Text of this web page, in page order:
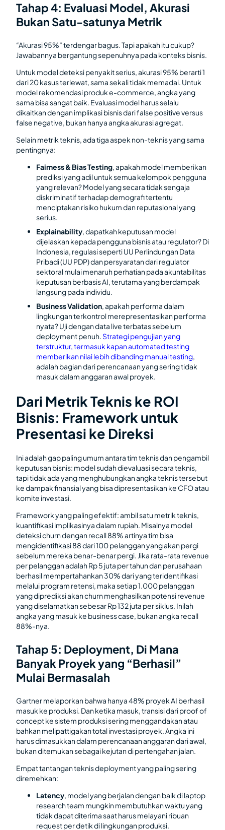
Tahap 4: Evaluasi Model, Akurasi
Bukan Satu-satunya Metrik
“Akurasi 95%” terdengar bagus. Tapi apakah itu cukup?
Jawabannya bergantung sepenuhnya pada konteks bisnis.
Untuk model deteksi penyakit serius, akurasi 95% berarti 1
dari 20 kasus terlewat, sama sekali tidak memadai. Untuk
model rekomendasi produk e-commerce, angka yang
sama bisa sangat baik. Evaluasi model harus selalu
dikaitkan dengan implikasi bisnis dari false positive versus
false negative, bukan hanya angka akurasi agregat.
Selain metrik teknis, ada tiga aspek non-teknis yang sama
pentingnya:
Fairness & Bias Testing, apakah model memberikan
prediksi yang adil untuk semua kelompok pengguna
yang relevan? Model yang secara tidak sengaja
diskriminatif terhadap demografi tertentu
menciptakan risiko hukum dan reputasional yang
serius.
Explainability, dapatkah keputusan model
dijelaskan kepada pengguna bisnis atau regulator? Di
Indonesia, regulasi seperti UU Perlindungan Data
Pribadi (UU PDP) dan persyaratan dari regulator
sektoral mulai menaruh perhatian pada akuntabilitas
keputusan berbasis AI, terutama yang berdampak
langsung pada individu.
Business Validation, apakah performa dalam
lingkungan terkontrol merepresentasikan performa
nyata? Uji dengan data live terbatas sebelum
deployment penuh. Strategi pengujian yang
terstruktur, termasuk kapan automated testing
memberikan nilai lebih dibanding manual testing,
adalah bagian dari perencanaan yang sering tidak
masuk dalam anggaran awal proyek.
Dari Metrik Teknis ke ROI
Bisnis: Framework untuk
Presentasi ke Direksi
Ini adalah gap paling umum antara tim teknis dan pengambil
keputusan bisnis: model sudah dievaluasi secara teknis,
tapi tidak ada yang menghubungkan angka teknis tersebut
ke dampak finansial yang bisa dipresentasikan ke CFO atau
komite investasi.
Framework yang paling efektif: ambil satu metrik teknis,
kuantifikasi implikasinya dalam rupiah. Misalnya model
deteksi churn dengan recall 88% artinya tim bisa
mengidentifikasi 88 dari 100 pelanggan yang akan pergi
sebelum mereka benar-benar pergi. Jika rata-rata revenue
per pelanggan adalah Rp 5 juta per tahun dan perusahaan
berhasil mempertahankan 30% dari yang teridentifikasi
melalui program retensi, maka setiap 1.000 pelanggan
yang diprediksi akan churn menghasilkan potensi revenue
yang diselamatkan sebesar Rp 132 juta per siklus. Inilah
angka yang masuk ke business case, bukan angka recall
88%-nya.
Tahap 5: Deployment, Di Mana
Banyak Proyek yang “Berhasil”
Mulai Bermasalah
Gartner melaporkan bahwa hanya 48% proyek AI berhasil
masuk ke produksi. Dan ketika masuk, transisi dari proof of
concept ke sistem produksi sering menggandakan atau
bahkan melipattigakan total investasi proyek. Angka ini
harus dimasukkan dalam perencanaan anggaran dari awal,
bukan ditemukan sebagai kejutan di pertengahan jalan.
Empat tantangan teknis deployment yang paling sering
diremehkan:
Latency, model yang berjalan dengan baik di laptop
research team mungkin membutuhkan waktu yang
tidak dapat diterima saat harus melayani ribuan
request per detik di lingkungan produksi.